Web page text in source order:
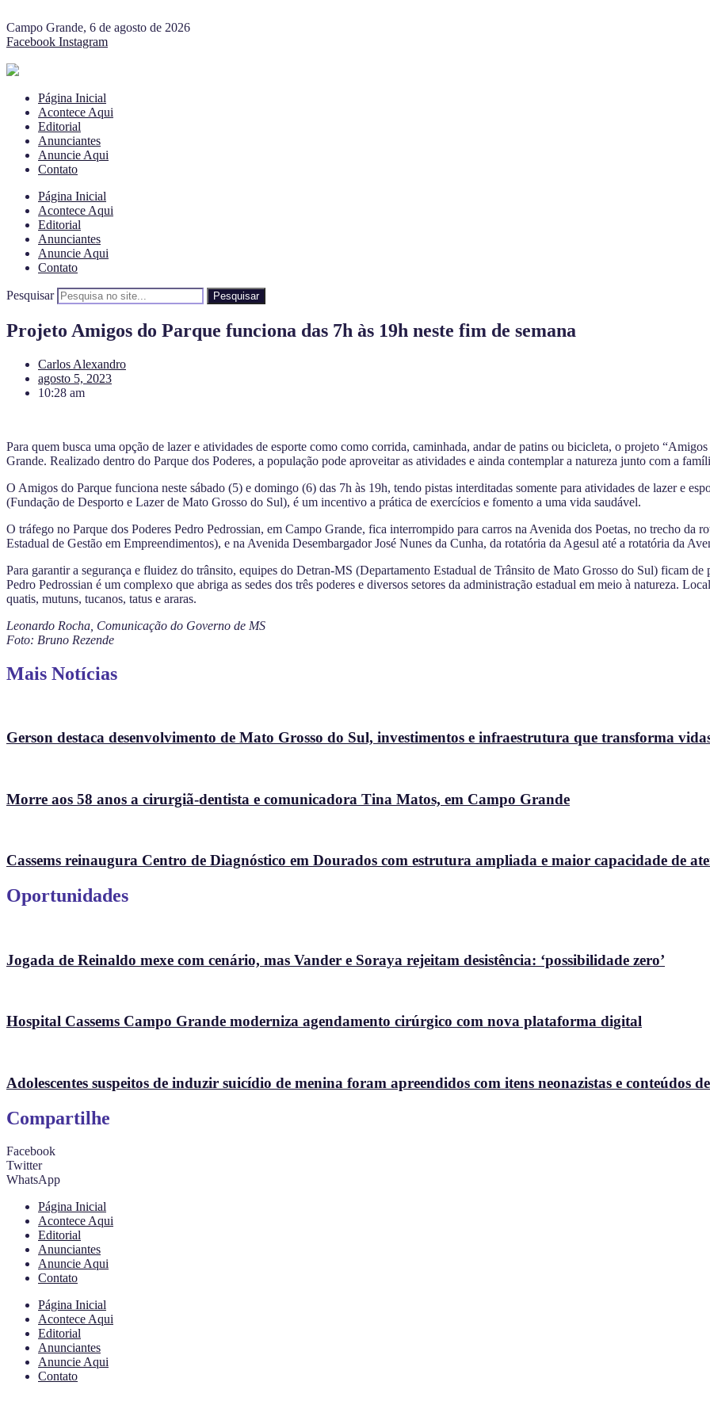
Campo Grande, 6 de agosto de 2026
Facebook Instagram
Página Inicial
Acontece Aqui
Editorial
Anunciantes
Anuncie Aqui
Contato
Página Inicial
Acontece Aqui
Editorial
Anunciantes
Anuncie Aqui
Contato
Pesquisar Pesquisar
Projeto Amigos do Parque funciona das 7h às 19h neste fim de semana
Carlos Alexandro
agosto 5, 2023
10:28 am
Para quem busca uma opção de lazer e atividades de esporte como como corrida, caminhada, andar de patins ou bicicleta, o projeto
Grande. Realizado dentro do Parque dos Poderes, a população pode aproveitar as atividades e ainda contemplar a natureza junto com a
O Amigos do Parque funciona neste sábado (5) e domingo (6) das 7h às 19h, tendo pistas interditadas somente para atividades de lazer e
(Fundação de Desporto e Lazer de Mato Grosso do Sul), é um incentivo a prática de exercícios e fomento a uma vida saudável.
O tráfego no Parque dos Poderes Pedro Pedrossian, em Campo Grande, fica interrompido para carros na Avenida dos Poetas, no trecho da
Estadual de Gestão em Empreendimentos), e na Avenida Desembargador José Nunes da Cunha, da rotatória da Agesul até a rotatória da
Para garantir a segurança e fluidez do trânsito, equipes do Detran-MS (Departamento Estadual de Trânsito de Mato Grosso do Sul) ficam
Pedro Pedrossian é um complexo que abriga as sedes dos três poderes e diversos setores da administração estadual em meio à natureza.
quatis, mutuns, tucanos, tatus e araras.
Leonardo Rocha, Comunicação do Governo de MS
Foto: Bruno Rezende
Mais Notícias
Gerson destaca desenvolvimento de Mato Grosso do Sul, investimentos e infraestrutura que transforma
Morre aos 58 anos a cirurgiã-dentista e comunicadora Tina Matos, em Campo Grande
Cassems reinaugura Centro de Diagnóstico em Dourados com estrutura ampliada e maior capacidade de
Oportunidades
Jogada de Reinaldo mexe com cenário, mas Vander e Soraya rejeitam desistência: ‘possibilidade zero’
Hospital Cassems Campo Grande moderniza agendamento cirúrgico com nova plataforma digital
Adolescentes suspeitos de induzir suicídio de menina foram apreendidos com itens neonazistas e conteúdos
Compartilhe
Facebook
Twitter
WhatsApp
Página Inicial
Acontece Aqui
Editorial
Anunciantes
Anuncie Aqui
Contato
Página Inicial
Acontece Aqui
Editorial
Anunciantes
Anuncie Aqui
Contato